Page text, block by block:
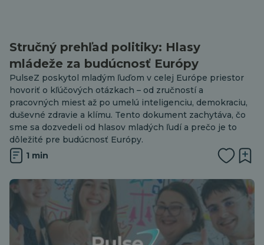
Stručný prehľad politiky: Hlasy
mládeže za budúcnosť Európy
PulseZ poskytol mladým ľuďom v celej Európe priestor
hovoriť o kľúčových otázkach – od zručností a
pracovných miest až po umelú inteligenciu, demokraciu,
duševné zdravie a klímu. Tento dokument zachytáva, čo
sme sa dozvedeli od hlasov mladých ľudí a prečo je to
dôležité pre budúcnosť Európy.
1 min